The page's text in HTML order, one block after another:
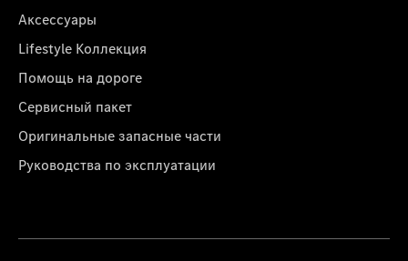
Аксессуары
Lifestyle Коллекция
Помощь на дороге
Сервисный пакет
Оригинальные запасные части
Руководства по эксплуатации